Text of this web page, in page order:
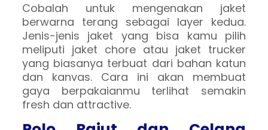
Cobalah untuk mengenakan jaket
berwarna terang sebagai layer kedua.
Jenis-jenis jaket yang bisa kamu pilih
meliputi jaket chore atau jaket trucker
yang biasanya terbuat dari bahan katun
dan kanvas. Cara ini akan membuat
gaya berpakaianmu terlihat semakin
fresh dan attractive.